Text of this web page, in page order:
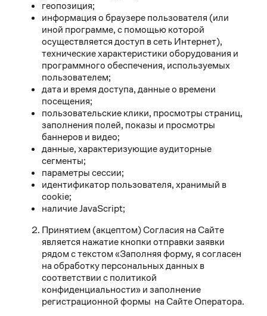
геопозиция;
информация о браузере пользователя (или
иной программе, с помощью которой
осуществляется доступ в сеть Интернет),
технические характеристики оборудования и
программного обеспечения, используемых
пользователем;
дата и время доступа, данные о времени
посещения;
пользовательские клики, просмотры страниц,
заполнения полей, показы и просмотры
баннеров и видео;
данные, характеризующие аудиторные
сегменты;
параметры сессии;
идентификатор пользователя, хранимый в
cookie;
наличие JavaScript;
Принятием (акцептом) Согласия на Сайте
является нажатие кнопки отправки заявки
рядом с текстом «Заполняя форму, я согласен
на обработку персональных данных в
соответствии с политикой
конфиденциальности» и заполнение
регистрационной формы на Сайте Оператора.